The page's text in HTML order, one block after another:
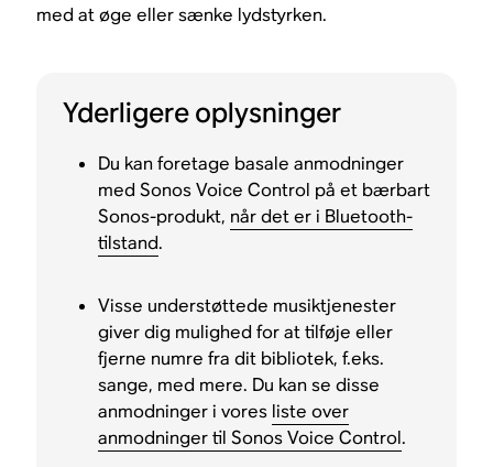
med at øge eller sænke lydstyrken.
Yderligere oplysninger
Du kan foretage basale anmodninger
med Sonos Voice Control på et bærbart
Sonos-produkt, når det er i Bluetooth-
tilstand.
Visse understøttede musiktjenester
giver dig mulighed for at tilføje eller
fjerne numre fra dit bibliotek, f.eks.
sange, med mere. Du kan se disse
anmodninger i vores liste over
anmodninger til Sonos Voice Control.